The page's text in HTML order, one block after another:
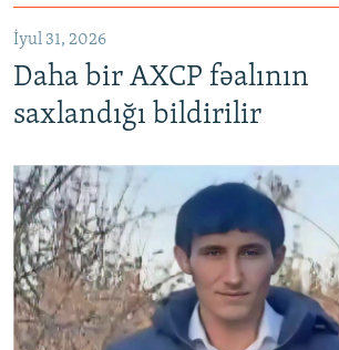
İyul 31, 2026
Daha bir AXCP fəalının
saxlandığı bildirilir